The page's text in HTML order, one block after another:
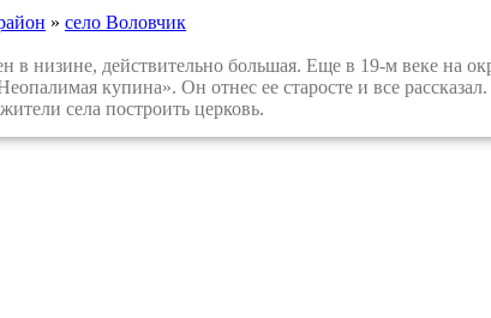
» село Воловчик
в низине, действительно большая. Еще в 19-м веке на
купина». Он отнес ее старосте и все
села построить церковь.